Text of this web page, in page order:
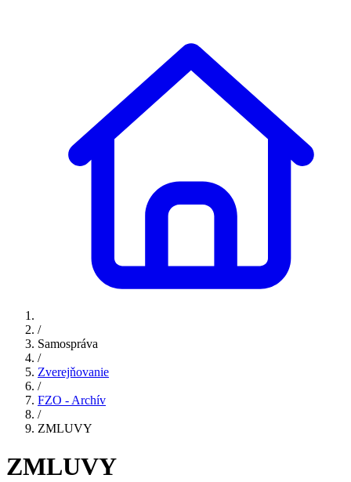
/
Samospráva
/
Zverejňovanie
/
FZO - Archív
/
ZMLUVY
ZMLUVY